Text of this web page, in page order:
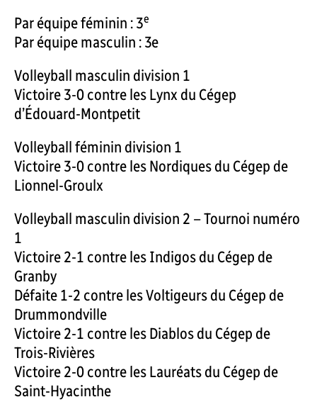
Par équipe féminin : 3e
Par équipe masculin : 3e
Volleyball masculin division 1
Victoire 3-0 contre les Lynx du Cégep
d’Édouard-Montpetit
Volleyball féminin division 1
Victoire 3-0 contre les Nordiques du Cégep de
Lionnel-Groulx
Volleyball masculin division 2 – Tournoi numéro
1
Victoire 2-1 contre les Indigos du Cégep de
Granby
Défaite 1-2 contre les Voltigeurs du Cégep de
Drummondville
Victoire 2-1 contre les Diablos du Cégep de
Trois-Rivières
Victoire 2-0 contre les Lauréats du Cégep de
Saint-Hyacinthe